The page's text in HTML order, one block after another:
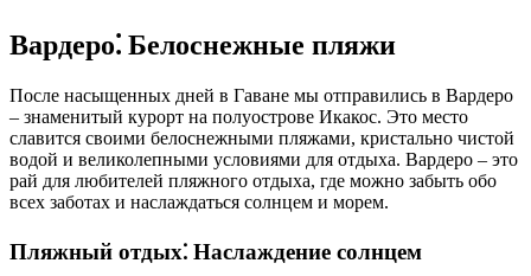
Вардеро⁚ Белоснежные пляжи
После насыщенных дней в Гаване мы отправились в Вардеро
– знаменитый курорт на полуострове Икакос. Это место
славится своими белоснежными пляжами, кристально чистой
водой и великолепными условиями для отдыха. Вардеро – это
рай для любителей пляжного отдыха, где можно забыть обо
всех заботах и наслаждаться солнцем и морем.
Пляжный отдых⁚ Наслаждение солнцем